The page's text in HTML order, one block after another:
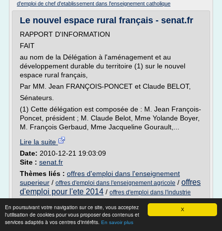
X
En poursuivant votre navigation sur ce site, vous acceptez
l'utilisation de cookies pour vous proposer des contenus et
services adaptés à vos centres d'intérêts. En savoir plus
d'emploi de chef d'etablissement dans l'enseignement catholique
Le nouvel espace rural français - senat.fr
RAPPORT D'INFORMATION
FAIT
au nom de la Délégation à l'aménagement et au
développement durable du territoire (1) sur le nouvel
espace rural français,
Par MM. Jean FRANÇOIS-PONCET et Claude BELOT,
Sénateurs.
(1) Cette délégation est composée de : M. Jean François-
Poncet, président ; M. Claude Belot, Mme Yolande Boyer,
M. François Gerbaud, Mme Jacqueline Gourault,...
Lire la suite
Date: 2010-12-21 19:03:09
Site : senat.fr
Thèmes liés : offres d'emploi dans l'enseignement
superieur / offres d'emploi dans l'enseignement agricole / offres
d'emploi pour l'ete 2014 / offres d'emploi dans l'industrie
offre d'emploi secretaire dans l'automobile
Entreprise Citoyenne - Responsabilité
sociale, citoyenneté ...